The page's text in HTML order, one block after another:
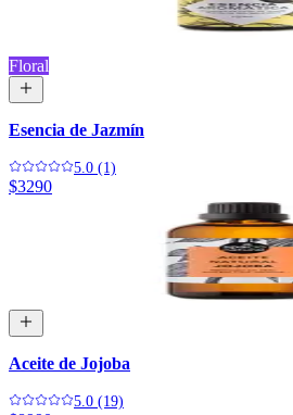
Floral
Esencia de Jazmín
5.0 (1)
$3290
Aceite de Jojoba
5.0 (19)